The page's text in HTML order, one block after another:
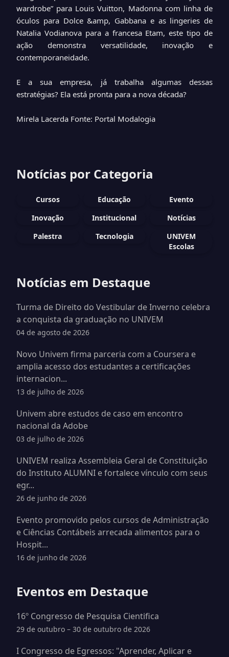
wardrobe” para Louis Vuitton, Madonna com linha de
óculos para Dolce &amp, Gabbana e as lingeries de
Natalia Vodianova para a francesa Etam, este tipo de
ação demonstra versatilidade, inovação e
contemporaneidade.
E a sua empresa, já trabalha algumas dessas
estratégias? Ela está pronta para a nova década?
Mirela Lacerda Fonte: Portal Modalogia
Notícias por Categoria
Cursos Educação
Evento
Inovação
Institucional
Notícias
Palestra
Tecnologia
UNIVEM
Escolas
Notícias em Destaque
Turma de Direito do Vestibular de Inverno celebra
a conquista da graduação no UNIVEM
04 de agosto de 2026
Novo Univem firma parceria com a Coursera e
amplia acesso dos estudantes a certificações
internacion...
13 de julho de 2026
Univem abre estudos de caso em encontro
nacional da Adobe
03 de julho de 2026
UNIVEM realiza Assembleia Geral de Constituição
do Instituto ALUMNI e fortalece vínculo com seus
egr...
26 de junho de 2026
Evento promovido pelos cursos de Administração
e Ciências Contábeis arrecada alimentos para o
Hospit...
16 de junho de 2026
Eventos em Destaque
16º Congresso de Pesquisa Cientifica
29 de outubro – 30 de outubro de 2026
I Congresso de Egressos: "Aprender, Aplicar e